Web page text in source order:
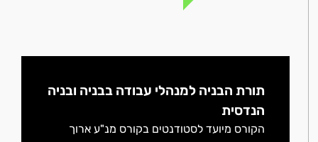
תורת הבניה למנהלי עבודה בבניה ובניה
הנדסית
הקורס מיועד לסטודנטים בקורס מנ"ע ארוך